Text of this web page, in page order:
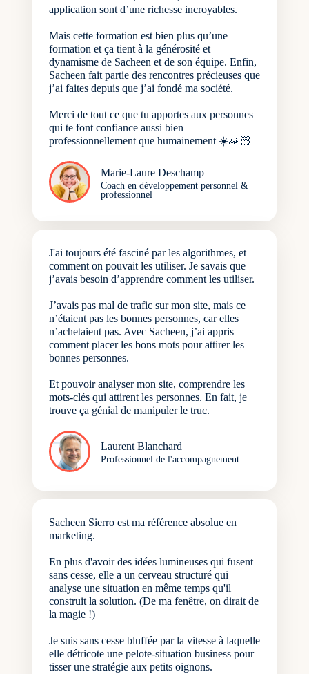
application sont d’une richesse incroyables.
Mais cette formation est bien plus qu’une
formation et ça tient à la générosité et
dynamisme de Sacheen et de son équipe. Enfin,
Sacheen fait partie des rencontres précieuses que
j’ai faites depuis que j’ai fondé ma société.
Merci de tout ce que tu apportes aux personnes
qui te font confiance aussi bien
professionnellement que humainement ☀️🙏🏻
Marie-Laure Deschamp
Coach en développement personnel &
professionnel
J'ai toujours été fasciné par les algorithmes, et
comment on pouvait les utiliser. Je savais que
j’avais besoin d’apprendre comment les utiliser.
J’avais pas mal de trafic sur mon site, mais ce
n’étaient pas les bonnes personnes, car elles
n’achetaient pas. Avec Sacheen, j’ai appris
comment placer les bons mots pour attirer les
bonnes personnes.
Et pouvoir analyser mon site, comprendre les
mots-clés qui attirent les personnes. En fait, je
trouve ça génial de manipuler le truc.
Laurent Blanchard
Professionnel de l'accompagnement
Sacheen Sierro est ma référence absolue en
marketing.
En plus d'avoir des idées lumineuses qui fusent
sans cesse, elle a un cerveau structuré qui
analyse une situation en même temps qu'il
construit la solution. (De ma fenêtre, on dirait de
la magie !)
Je suis sans cesse bluffée par la vitesse à laquelle
elle détricote une pelote-situation business pour
tisser une stratégie aux petits oignons.